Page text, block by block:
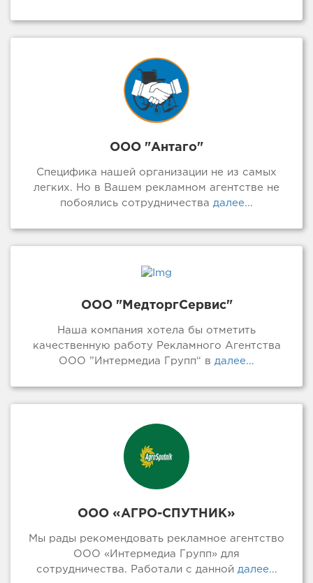
ООО "Антаго"
Специфика нашей организации не из самых
легких. Но в Вашем рекламном агентстве не
побоялись сотрудничества далее...
ООО "МедторгСервис"
Наша компания хотела бы отметить
качественную работу Рекламного Агентства
ООО ”Интермедиа Групп“ в далее...
ООО «АГРО-СПУТНИК»
Мы рады рекомендовать рекламное агентство
ООО «Интермедиа Групп» для
сотрудничества. Работали с даннойдалее...